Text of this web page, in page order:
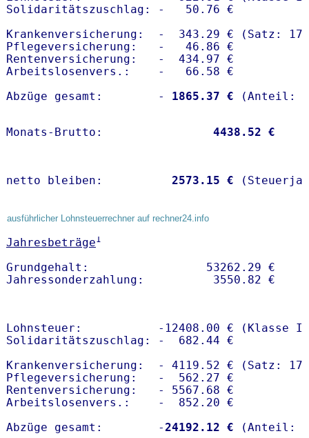
Solidaritätszuschlag: -   50.76 €
Krankenversicherung:  -  343.29 € (Satz:
Pflegeversicherung:   -   46.86 €
Rentenversicherung:   -  434.97 €
Arbeitslosenvers.:    -   66.58 €
Abzüge gesamt:        -
1865.37 €
Monats-Brutto: 4438.52 €
netto bleiben: 2573.15 €
ausführlicher Lohnsteuerrechner auf rechner24.info
Jahresbeträge1
Grundgehalt:                 53262.29 €
Lohnsteuer:           -12408.00 € (Klasse I)
Solidaritätszuschlag: -  682.44 €
Krankenversicherung:  - 4119.52 € (Satz:
Pflegeversicherung:   -  562.27 €
Rentenversicherung:   - 5567.68 €
Arbeitslosenvers.:    -  852.20 €
Abzüge gesamt:        -24192.12 €